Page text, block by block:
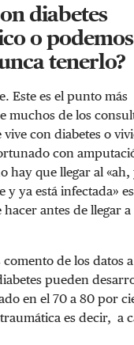
diabetes
o podemos
tenerlo?
Este es el punto más
muchos de los
con diabetes o
con
hay que llegar al «ah,
y ya está infectada»
antes de llegar a
de los datos
pueden
en el 70 a 80 por
es decir, a